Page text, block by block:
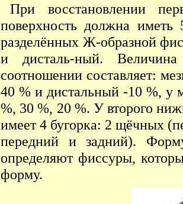
При восстановлении
поверхность должна
разделённых Ж-образной
и дисталь-ный.
соотношении составляет:
40 % и дистальный -10 %, у
%, 30 %, 20 %. У второго
имеет 4 бугорка: 2 щёчных
передний и задний).
определяют фиссуры,
форму.